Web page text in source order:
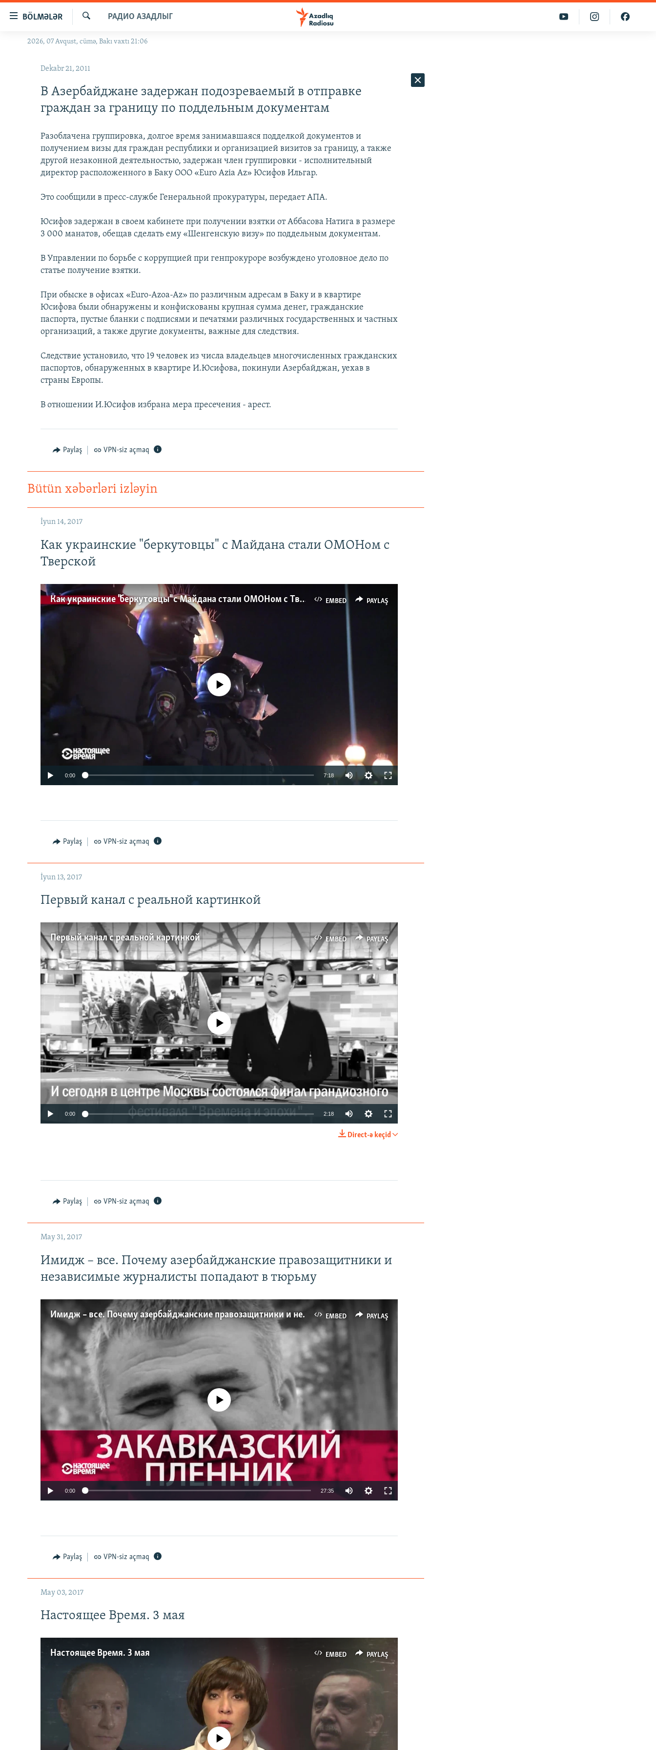
naviqasiyaya
BÖLMƏLƏR
GÜNDƏM
#ƏSLINDƏ
FƏRQƏ BAX
QANUNI DOĞRU
ARAŞDIRMA
MULTIMEDIA
İNFOQRAFIKA
KARIKATURA
AZƏRBAYCAN ƏDƏBIYYATI KITABXANASI
İSLAM VƏ DEMOKRATIYA
İZ - MƏDƏNIYYƏT PROQRAMI
HAQQIMIZDA
MISSIYAMIZ
PEŞƏ ETIKASI VƏ JURNALISTIKA
MATERIALLARIMIZDAN ISTIFADƏ
BIZIMLƏ ƏLAQƏ
XƏBƏR BÜLLETENLƏRIMIZ
Axtar
РАДИО АЗАДЛЫГ
2026, 07 Avqust, cümə, Bakı vaxtı 21:06
Dekabr 21, 2011
В Азербайджане задержан подозреваемый в отправке
граждан за границу по поддельным документам
Разоблачена группировка, долгое время занимавшаяся подделкой документов и
получением визы для граждан республики и организацией визитов за границу, а также
другой незаконной деятельностью, задержан член группировки - исполнительный
директор расположенного в Баку ООО «Euro Azia Az» Юсифов Ильгар.
Это сообщили в пресс-службе Генеральной прокуратуры, передает АПА.
Юсифов задержан в своем кабинете при получении взятки от Аббасова Натига в размере
3 000 манатов, обещав сделать ему «Шенгенскую визу» по поддельным документам.
В Управлении по борьбе с коррупцией при генпрокуроре возбуждено уголовное дело по
статье получение взятки.
При обыске в офисах «Euro-Azoa-Az» по различным адресам в Баку и в квартире
Юсифова были обнаружены и конфискованы крупная сумма денег, гражданские
паспорта, пустые бланки с подписями и печатями различных государственных и частных
организаций, а также другие документы, важные для следствия.
Следствие установило, что 19 человек из числа владельцев многочисленных гражданских
паспортов, обнаруженных в квартире И.Юсифова, покинули Азербайджан, уехав в
страны Европы.
В отношении И.Юсифов избрана мера пресечения - арест.
Paylaş VPN-siz açmaq
Bütün xəbərləri izləyin
İyun 14, 2017
Как украинские "беркутовцы" с Майдана стали ОМОНом с
Тверской
EMBED PAYLAŞ
Как украинские "беркутовцы" с Майдана стали ОМОНом с Тверской
No media source currently available
0:00 7:18
Paylaş VPN-siz açmaq
İyun 13, 2017
Первый канал с реальной картинкой
EMBED PAYLAŞ
Первый канал с реальной картинкой
No media source currently available
0:00 2:18
Direct-ə keçid
Paylaş VPN-siz açmaq
May 31, 2017
Имидж – все. Почему азербайджанские правозащитники и
независимые журналисты попадают в тюрьму
EMBED PAYLAŞ
Имидж – все. Почему азербайджанские правозащитники и независимые журналисты попадают в тюрьму
No media source currently available
0:00 27:35
Paylaş VPN-siz açmaq
May 03, 2017
Настоящее Время. 3 мая
EMBED PAYLAŞ
Настоящее Время. 3 мая
No media source currently available